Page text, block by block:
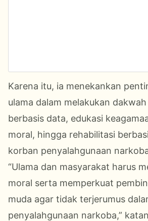
Karena itu, ia menekankan
ulama dalam melakukan
berbasis data, edukasi
moral, hingga rehabilitasi
korban penyalahgunaan
“Ulama dan masyarakat harus
moral serta memperkuat
muda agar tidak terjerumus
penyalahgunaan narkoba,”